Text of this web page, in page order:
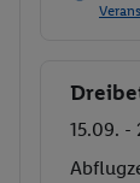
Buchen
15.09. -